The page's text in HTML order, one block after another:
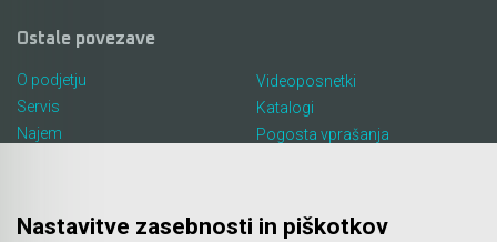
Ostale povezave
O podjetju
Servis
Najem
Videoposnetki
Katalogi
Pogosta vprašanja
Nastavitve zasebnosti in piškotkov